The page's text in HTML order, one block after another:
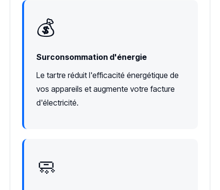
💰
Surconsommation d'énergie
Le tartre réduit l'efficacité énergétique de
vos appareils et augmente votre facture
d'électricité.
🧼